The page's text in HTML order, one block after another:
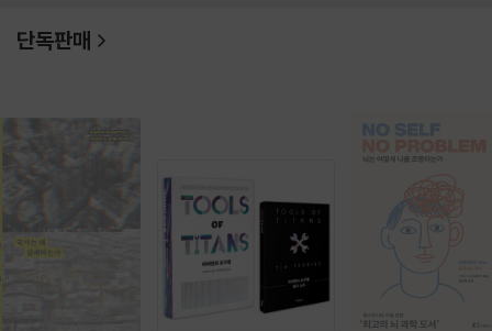
단독판매